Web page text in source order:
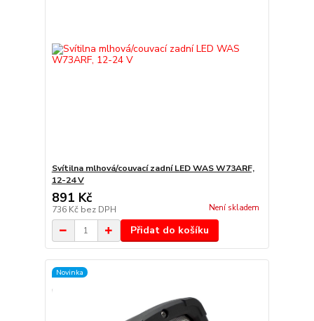
Svítilna mlhová/couvací zadní LED WAS W73ARF,
12-24 V
891 Kč
736 Kč bez DPH Není skladem
Přidat do košíku
Novinka